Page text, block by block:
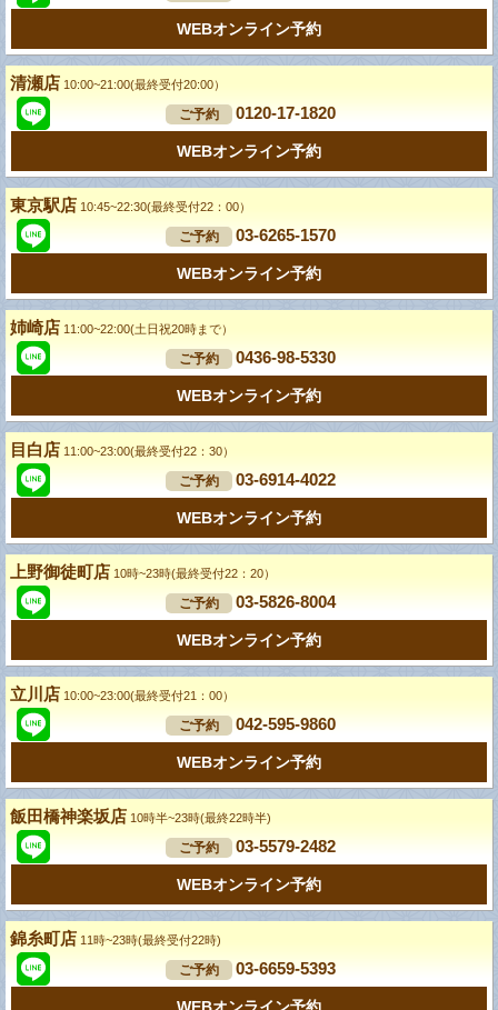
WEBオンライン予約
清瀬店 10:00~21:00(最終受付20:00）
ご予約 0120-17-1820
WEBオンライン予約
東京駅店 10:45~22:30(最終受付22：00）
ご予約 03-6265-1570
WEBオンライン予約
姉崎店 11:00~22:00(土日祝20時まで）
ご予約 0436-98-5330
WEBオンライン予約
目白店 11:00~23:00(最終受付22：30）
ご予約 03-6914-4022
WEBオンライン予約
上野御徒町店 10時~23時(最終受付22：20）
ご予約 03-5826-8004
WEBオンライン予約
立川店 10:00~23:00(最終受付21：00）
ご予約 042-595-9860
WEBオンライン予約
飯田橋神楽坂店 10時半~23時(最終22時半)
ご予約 03-5579-2482
WEBオンライン予約
錦糸町店 11時~23時(最終受付22時)
ご予約 03-6659-5393